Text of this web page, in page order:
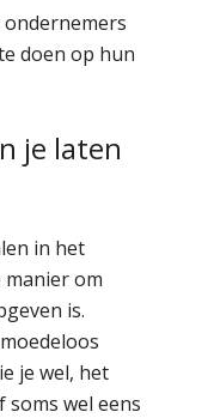
ondernemers
doen op hun
je laten
in het
manier om
is.
je wel, het
soms wel eens